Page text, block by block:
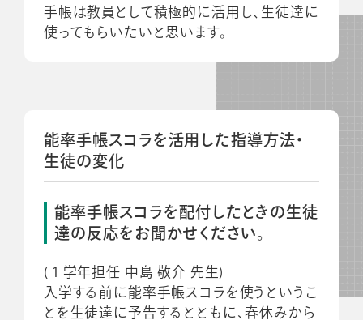
手帳は教員として積極的に活用し、生徒達に
使ってもらいたいと思います。
能率手帳スコラを活用した指導方法・
生徒の変化
能率手帳スコラを配付したときの生徒
達の反応をお聞かせください。
(１学年担任 中島 敬介 先生)
入学する前に能率手帳スコラを使うというこ
とを生徒達に予告するとともに、春休みから